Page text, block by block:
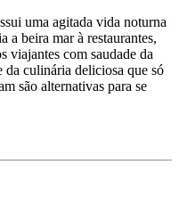
uma agitada vida noturna
a beira mar à restaurantes,
viajantes com saudade da
da culinária deliciosa que só
são alternativas para se